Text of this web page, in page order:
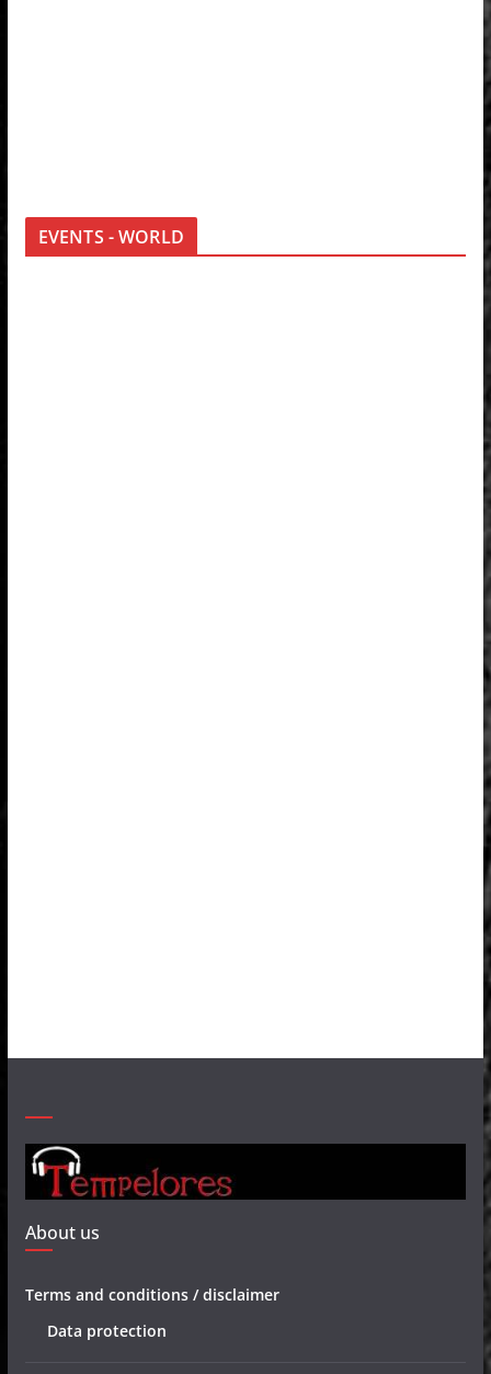
EVENTS - WORLD
About us
Terms and conditions / disclaimer
Data protection